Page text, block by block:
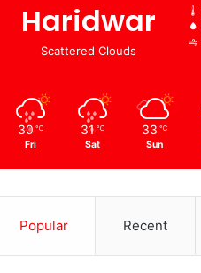
Haridwar
Scattered Clouds
30 ℃
Fri
31 ℃
Sat
33 ℃
Sun
Popular Recent